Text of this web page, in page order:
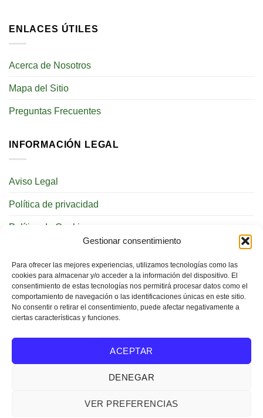
Gestionar consentimiento
Para ofrecer las mejores experiencias, utilizamos tecnologías como las
cookies para almacenar y/o acceder a la información del dispositivo. El
consentimiento de estas tecnologías nos permitirá procesar datos como el
comportamiento de navegación o las identificaciones únicas en este sitio.
No consentir o retirar el consentimiento, puede afectar negativamente a
ciertas características y funciones.
ACEPTAR
DENEGAR
VER PREFERENCIAS
ENLACES ÚTILES
Acerca de Nosotros
Mapa del Sitio
Preguntas Frecuentes
INFORMACIÓN LEGAL
Aviso Legal
Política de privacidad
Política de Cookies
REDES SOCIALES
BUSCAR